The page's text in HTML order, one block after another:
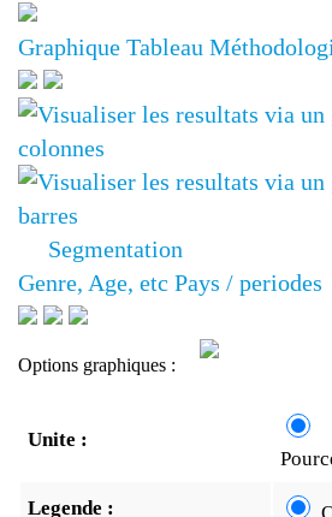
Graphique Tableau
Segmentation
Genre, Age, etc Pays / periodes
Options graphiques :
Unite :
Legende :